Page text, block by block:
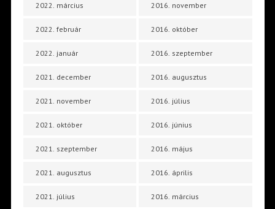
2022. március
2022. február
2022. január
2021. december
2021. november
2021. október
2021. szeptember
2021. augusztus
2021. július
2016. november
2016. október
2016. szeptember
2016. augusztus
2016. július
2016. június
2016. május
2016. április
2016. március